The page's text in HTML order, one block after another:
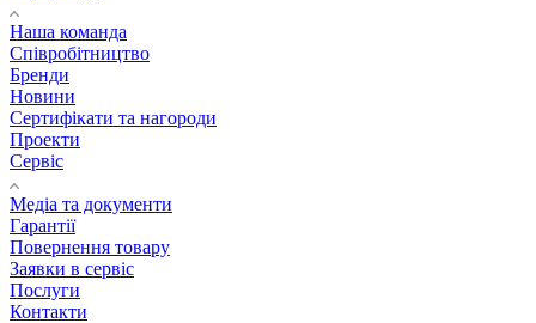
Наша команда
Співробітництво
Бренди
Новини
Сертифікати та нагороди
Проекти
Сервіс
Медіа та документи
Гарантії
Повернення товару
Заявки в сервіс
Послуги
Контакти